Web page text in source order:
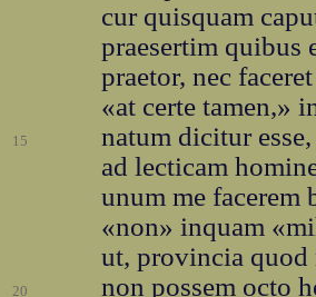
cur quisquam
praesertim quibus
praetor, nec
«at certe tamen,»
15
natum dicitur
ad lecticam
unum me facerem
«non» inquam
ut, provincia quod
20
non possem octo